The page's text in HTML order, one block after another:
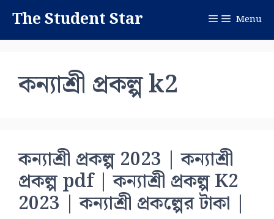
content
The Student Star Menu
কন্যাশ্রী প্রকল্প k2
কন্যাশ্রী প্রকল্প 2023 | কন্যাশ্রী
প্রকল্প pdf | কন্যাশ্রী প্রকল্প K2
2023 | কন্যাশ্রী প্রকল্পের টাকা |